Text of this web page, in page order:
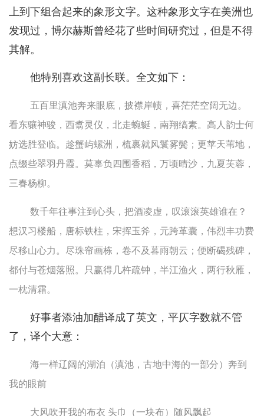
上到下组合起来的象形文字。这种象形文字在美洲也
发现过，博尔赫斯曾经花了些时间研究过，但是不得
其解。
他特别喜欢这副长联。全文如下：
五百里滇池奔来眼底，披襟岸帻，喜茫茫空阔无边。
看东骧神骏，西翥灵仪，北走蜿蜒，南翔缟素。高人韵士何
妨选胜登临。趁蟹屿螺洲，梳裹就风鬟雾鬓；更苹天苇地，
点缀些翠羽丹霞。莫辜负四围香稻，万顷晴沙，九夏芙蓉，
三春杨柳。
数千年往事注到心头，把酒凌虚，叹滚滚英雄谁在？
想汉习楼船，唐标铁柱，宋挥玉斧，元跨革囊，伟烈丰功费
尽移山心力。尽珠帘画栋，卷不及暮雨朝云；便断碣残碑，
都付与苍烟落照。只赢得几杵疏钟，半江渔火，两行秋雁，
一枕清霜。
好事者添油加醋译成了英文，平仄字数就不管
了，译个大意：
海一样辽阔的湖泊（滇池，古地中海的一部分）奔到
我的眼前
大风吹开我的布衣 头巾（一块布）随风飘起